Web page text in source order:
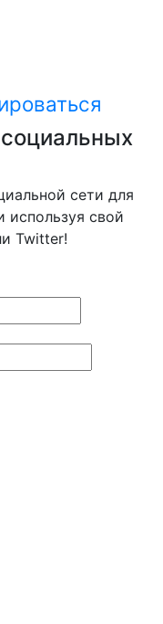
сети для
используя свой
Twitter!